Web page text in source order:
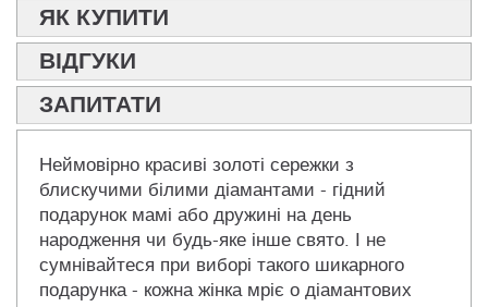
ЯК КУПИТИ
ВІДГУКИ
ЗАПИТАТИ
Неймовірно красиві золоті сережки з
блискучими білими діамантами - гідний
подарунок мамі або дружині на день
народження чи будь-яке інше свято. І не
сумнівайтеся при виборі такого шикарного
подарунка - кожна жінка мріє о діамантових